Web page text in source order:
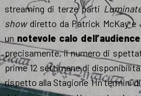
streaming di terze parti
show diretto da Patrick McKay e
un notevole calo dell’audience
precisamente, il numero di
prime 12 settimane di
rispetto alla Stagione 1 in termini